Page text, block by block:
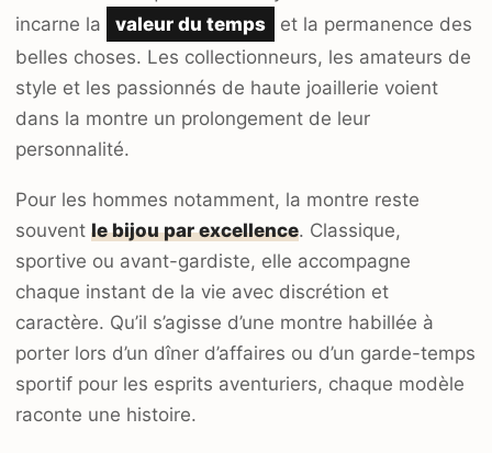
incarne la
valeur du temps
et la permanence des
belles choses. Les collectionneurs, les amateurs de
style et les passionnés de haute joaillerie voient
dans la montre un prolongement de leur
personnalité.
Pour les hommes notamment, la montre reste
souvent le bijou par excellence. Classique,
sportive ou avant-gardiste, elle accompagne
chaque instant de la vie avec discrétion et
caractère. Qu’il s’agisse d’une montre habillée à
porter lors d’un dîner d’affaires ou d’un garde-temps
sportif pour les esprits aventuriers, chaque modèle
raconte une histoire.